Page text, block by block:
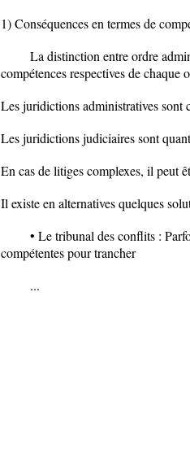
1) Conséquences en termes de
La distinction entre ordre
compétences respectives de chaque
Les juridictions administratives sont
Les juridictions judiciaires sont
En cas de litiges complexes, il peut
Il existe en alternatives quelques
• Le tribunal des conflits :
compétentes pour trancher
...